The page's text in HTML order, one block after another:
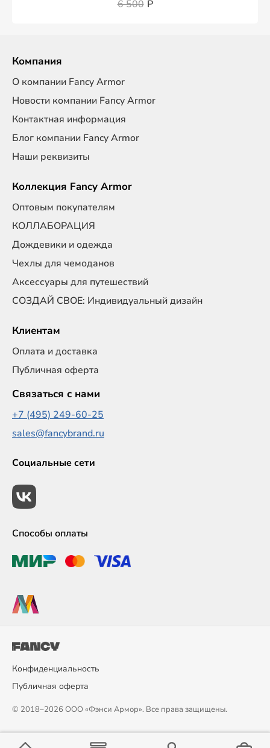
6 500 Р
Компания
О компании Fancy Armor
Новости компании Fancy Armor
Контактная информация
Блог компании Fancy Armor
Наши реквизиты
Коллекция Fancy Armor
Оптовым покупателям
КОЛЛАБОРАЦИЯ
Дождевики и одежда
Чехлы для чемоданов
Аксессуары для путешествий
СОЗДАЙ СВОЕ: Индивидуальный дизайн
Клиентам
Оплата и доставка
Публичная оферта
Связаться с нами
+7 (495) 249-60-25
sales@fancybrand.ru
Социальные сети
Способы оплаты
Конфиденциальность
Публичная оферта
© 2018–2026 ООО «Фэнси Армор». Все права защищены.